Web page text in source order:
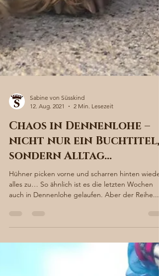
Sabine von Süsskind
12. Aug. 2021
2 Min. Lesezeit
Chaos in Dennenlohe –
nicht nur ein Buchtitel,
Hühner picken vorne und scharren hinten wieder
auch in Dennenlohe gelaufen. Aber der Reihe...